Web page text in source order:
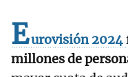
Eurovisión 2024
millones de